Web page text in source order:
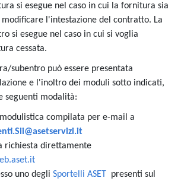
si esegue nel caso in cui la fornitura sia
l'intestazione del contratto. La
si esegue nel caso in cui si voglia
cessata.
subentro può essere presentata
e l'inoltro dei moduli sotto indicati,
seguenti modalità:
compilata per e-mail a
richiesta direttamente
uno degli Sportelli ASET presenti sul